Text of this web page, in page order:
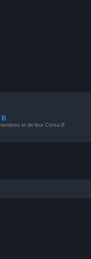
B
et de leur Corsa B